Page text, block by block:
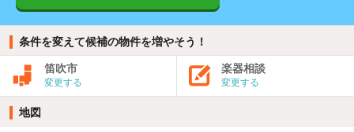
条件を変えて候補の物件を増やそう！
笛吹市
変更する
楽器相談
変更する
地図